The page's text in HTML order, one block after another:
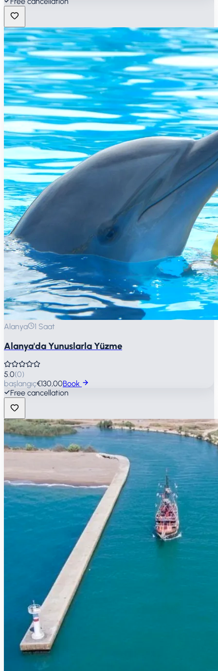
Alanya 1 Saat
Alanya'da Yunuslarla Yüzme
5.0(0)
başlangıç€130,00Book
Free cancellation